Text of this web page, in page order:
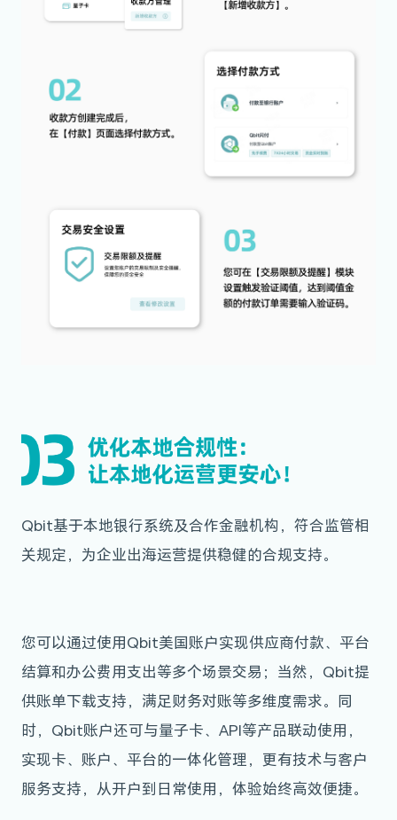
Qbit基于本地银行系统及合作金融机构，符合监管相
关规定，为企业出海运营提供稳健的合规支持。
您可以通过使用Qbit美国账户实现供应商付款、平台
结算和办公费用支出等多个场景交易；当然，Qbit提
供账单下载支持，满足财务对账等多维度需求。 同
时，Qbit账户还可与量子卡、API等产品联动使用，
实现卡、账户、平台的一体化管理，更有技术与客户
服务支持，从开户到日常使用，体验始终高效便捷。